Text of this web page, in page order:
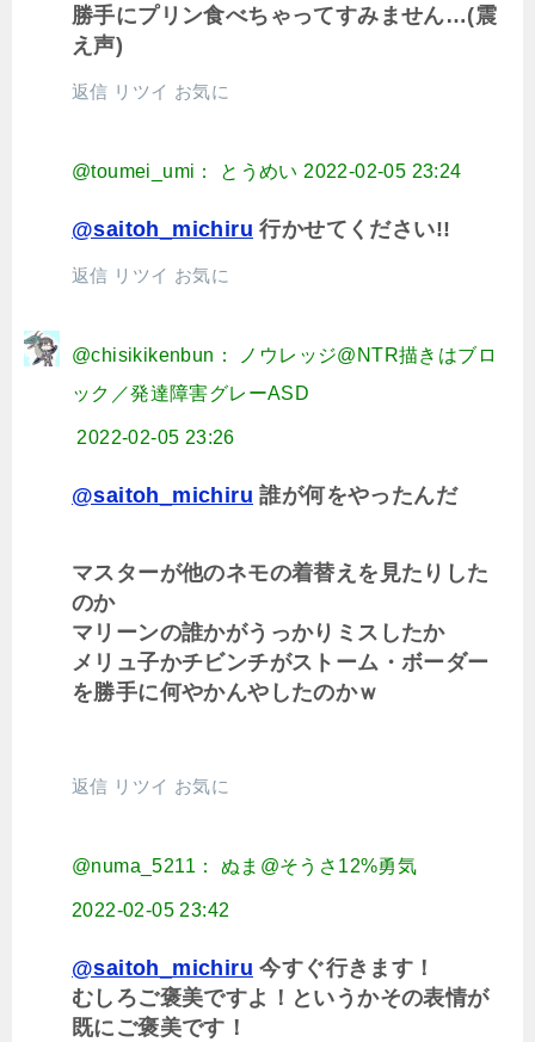
勝手にプリン食べちゃってすみません…(震
え声)
返信 リツイ お気に
@toumei_umi： とうめい 2022-02-05 23:24
@saitoh_michiru 行かせてください!!
返信 リツイ お気に
@chisikikenbun： ノウレッジ@NTR描きはブロ
ック／発達障害グレーASD
2022-02-05 23:26
@saitoh_michiru 誰が何をやったんだ
マスターが他のネモの着替えを見たりした
のか
マリーンの誰かがうっかりミスしたか
メリュ子かチビンチがストーム・ボーダー
を勝手に何やかんやしたのかｗ
返信 リツイ お気に
@numa_5211： ぬま@そうさ12%勇気
2022-02-05 23:42
@saitoh_michiru 今すぐ行きます！
むしろご褒美ですよ！というかその表情が
既にご褒美です！